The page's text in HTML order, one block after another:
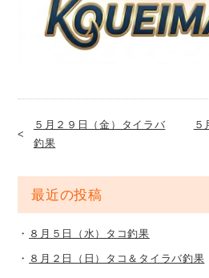
５月２９日（金）タイラバ
釣果
５
最近の投稿
８月５日（水）タコ釣果
８月２日（日）タコ＆タイラバ釣果